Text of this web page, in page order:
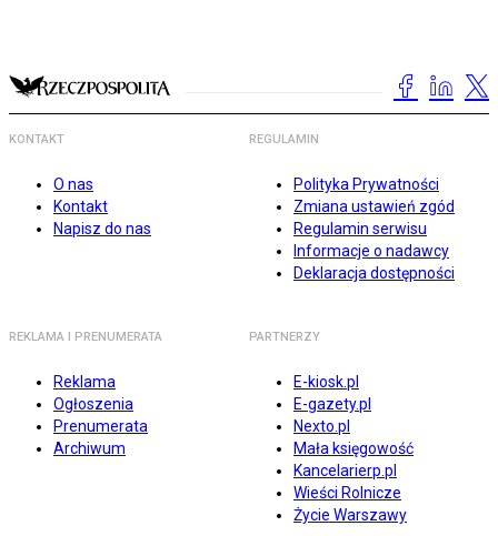
KONTAKT
O nas
Kontakt
Napisz do nas
REGULAMIN
Polityka Prywatności
Zmiana ustawień zgód
Regulamin serwisu
Informacje o nadawcy
Deklaracja dostępności
REKLAMA I PRENUMERATA
Reklama
Ogłoszenia
Prenumerata
Archiwum
PARTNERZY
E-kiosk.pl
E-gazety.pl
Nexto.pl
Mała księgowość
Kancelarierp.pl
Wieści Rolnicze
Życie Warszawy